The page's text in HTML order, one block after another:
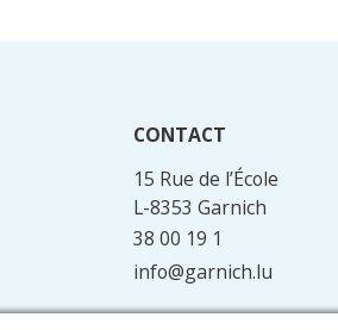
CONTACT
15 Rue de l’École
L-8353 Garnich
38 00 19 1
info@garnich.lu
Facebook
Instagram